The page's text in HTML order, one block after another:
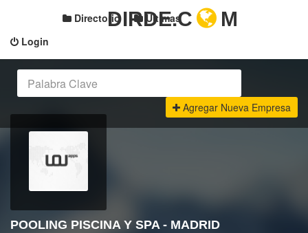
Login
Directorio Últimas
DIRDE.C M
Agregar Nueva Empresa
POOLING PISCINA Y SPA - MADRID